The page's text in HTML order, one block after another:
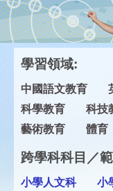
學習領域:
中國語文教育
科學教育
科技
藝術教育
體育
跨學科科目／
小學人文科 小